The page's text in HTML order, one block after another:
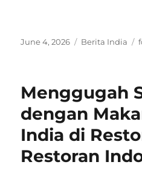
Posted
June 4, 2026 Categories
Berita India
Menggugah
dengan
India di
Restoran